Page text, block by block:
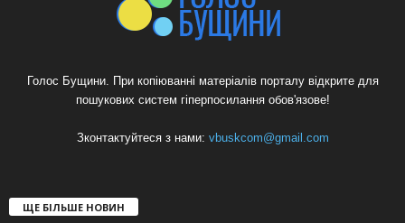
Голос Бущини. При копіюванні матеріалів порталу відкрите для
пошукових систем гіперпосилання обов'язове!
Зконтактуйтеся з нами: vbuskcom@gmail.com
ЩЕ БІЛЬШЕ НОВИН